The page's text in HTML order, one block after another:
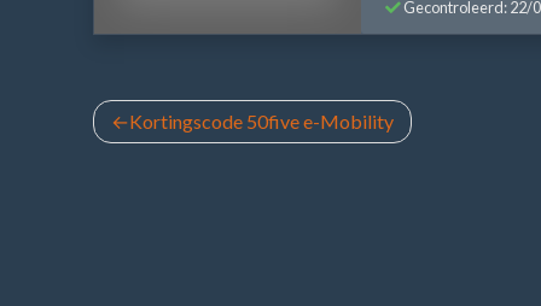
Gecontroleerd: 22/
Bericht
Kortingscode 50five e-Mobility